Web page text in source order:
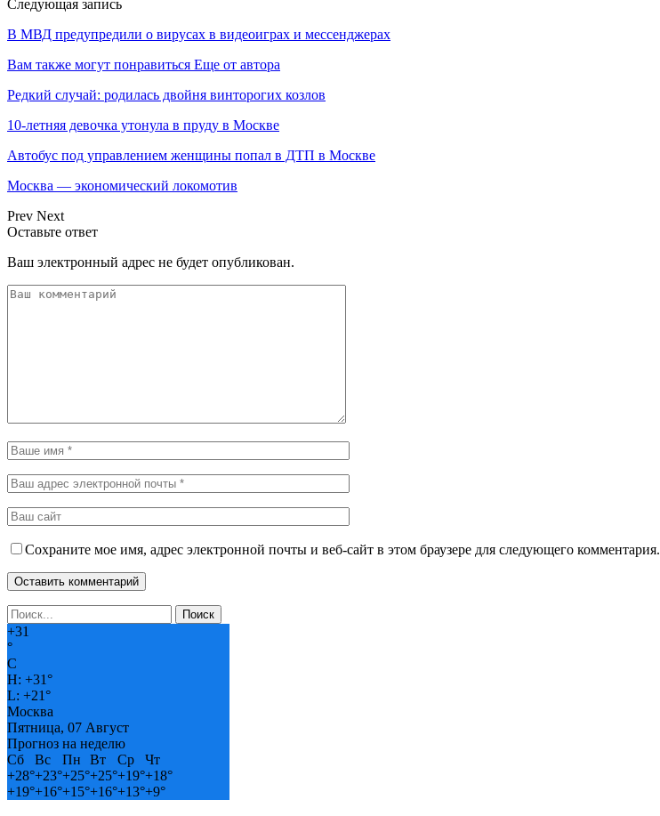
Следующая запись
В МВД предупредили о вирусах в видеоиграх и мессенджерах
Вам также могут понравиться Еще от автора
Редкий случай: родилась двойня винторогих козлов
10-летняя девочка утонула в пруду в Москве
Автобус под управлением женщины попал в ДТП в Москве
Москва — экономический локомотив
Prev Next
Оставьте ответ
Ваш электронный адрес не будет опубликован.
Сохраните мое имя, адрес электронной почты и веб-сайт в этом браузере для следующего комментария.
+31
°
C
H: +31°
L: +21°
Москва
Пятница, 07 Август
Прогноз на неделю
Сб
Вс Пн Вт Ср
Чт
+28°+23°+25°+25°+19°+18°
+19°+16°+15°+16°+13°+9°